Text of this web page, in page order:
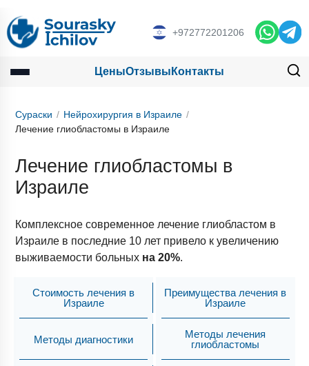
Сураски
Нейрохирургия в Израиле
Лечение глиобластомы в Израиле
Лечение глиобластомы в
Израиле
Комплексное современное лечение глиобластом в
Израиле в последние 10 лет привело к увеличению
выживаемости больных на 20%.
Стоимость лечения в
Израиле
Преимущества лечения в
Израиле
Методы диагностики
Методы лечения
глиобластомы